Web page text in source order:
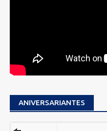
ANIVERSARIANTES